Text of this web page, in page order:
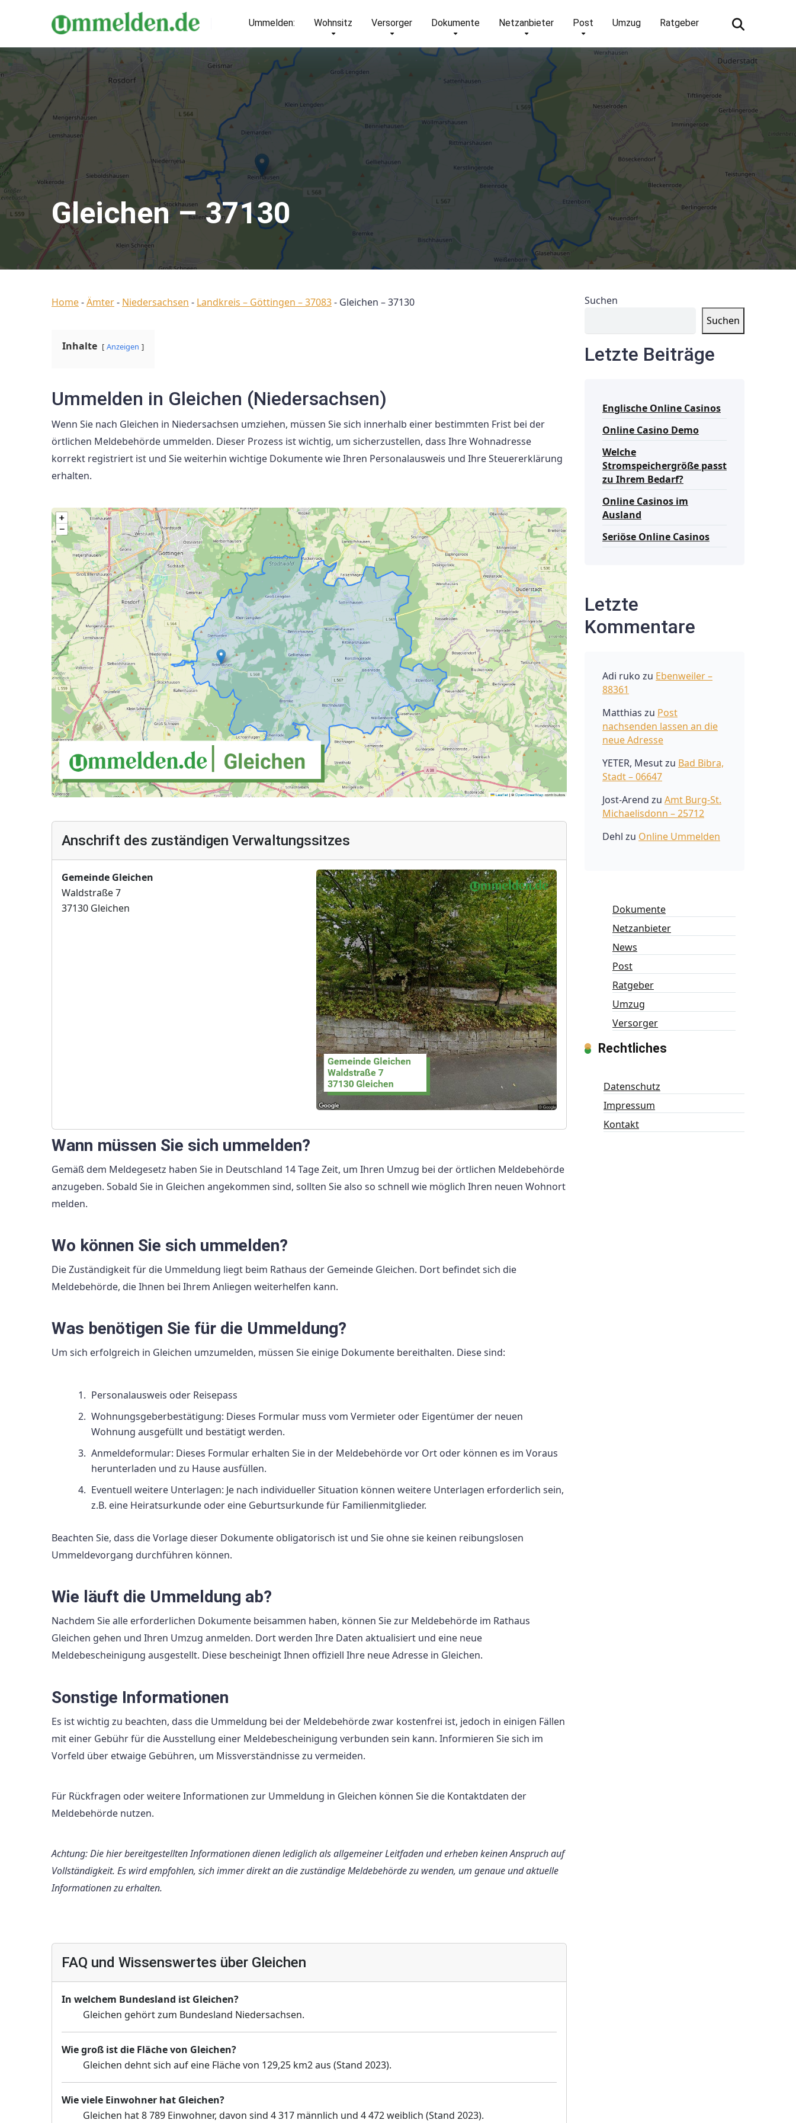
Ummelden: Wohnsitz Versorger Dokumente Netzanbieter Post Umzug Ratgeber
Gleichen – 37130
Home-Ämter- Niedersachsen - Landkreis – Göttingen – 37083- Gleichen – 37130
Inhalte Anzeigen
Ummelden in Gleichen (Niedersachsen)
Wenn Sie nach Gleichen in Niedersachsen umziehen, müssen Sie sich innerhalb einer bestimmten Frist bei der
örtlichen Meldebehörde ummelden. Dieser Prozess ist wichtig, um sicherzustellen, dass Ihre Wohnadresse
korrekt registriert ist und Sie weiterhin wichtige Dokumente wie Ihren Personalausweis und Ihre Steuererklärung
erhalten.
Anschrift des zuständigen Verwaltungssitzes
Gemeinde Gleichen
Waldstraße 7
37130 Gleichen
Wann müssen Sie sich ummelden?
Gemäß dem Meldegesetz haben Sie in Deutschland 14 Tage Zeit, um Ihren Umzug bei der örtlichen Meldebehörde
anzugeben. Sobald Sie in Gleichen angekommen sind, sollten Sie also so schnell wie möglich Ihren neuen Wohnort
melden.
Wo können Sie sich ummelden?
Die Zuständigkeit für die Ummeldung liegt beim Rathaus der Gemeinde Gleichen. Dort befindet sich die
Meldebehörde, die Ihnen bei Ihrem Anliegen weiterhelfen kann.
Was benötigen Sie für die Ummeldung?
Um sich erfolgreich in Gleichen umzumelden, müssen Sie einige Dokumente bereithalten. Diese sind:
Personalausweis oder Reisepass
Wohnungsgeberbestätigung: Dieses Formular muss vom Vermieter oder Eigentümer der neuen
Wohnung ausgefüllt und bestätigt werden.
Anmeldeformular: Dieses Formular erhalten Sie in der Meldebehörde vor Ort oder können es im Voraus
herunterladen und zu Hause ausfüllen.
Eventuell weitere Unterlagen: Je nach individueller Situation können weitere Unterlagen erforderlich sein,
z.B. eine Heiratsurkunde oder eine Geburtsurkunde für Familienmitglieder.
Beachten Sie, dass die Vorlage dieser Dokumente obligatorisch ist und Sie ohne sie keinen reibungslosen
Ummeldevorgang durchführen können.
Wie läuft die Ummeldung ab?
Nachdem Sie alle erforderlichen Dokumente beisammen haben, können Sie zur Meldebehörde im Rathaus
Gleichen gehen und Ihren Umzug anmelden. Dort werden Ihre Daten aktualisiert und eine neue
Meldebescheinigung ausgestellt. Diese bescheinigt Ihnen offiziell Ihre neue Adresse in Gleichen.
Sonstige Informationen
Es ist wichtig zu beachten, dass die Ummeldung bei der Meldebehörde zwar kostenfrei ist, jedoch in einigen Fällen
mit einer Gebühr für die Ausstellung einer Meldebescheinigung verbunden sein kann. Informieren Sie sich im
Vorfeld über etwaige Gebühren, um Missverständnisse zu vermeiden.
Für Rückfragen oder weitere Informationen zur Ummeldung in Gleichen können Sie die Kontaktdaten der
Meldebehörde nutzen.
Achtung: Die hier bereitgestellten Informationen dienen lediglich als allgemeiner Leitfaden und erheben keinen Anspruch auf
Vollständigkeit. Es wird empfohlen, sich immer direkt an die zuständige Meldebehörde zu wenden, um genaue und aktuelle
Informationen zu erhalten.
FAQ und Wissenswertes über Gleichen
In welchem Bundesland ist Gleichen?
Gleichen gehört zum Bundesland Niedersachsen.
Wie groß ist die Fläche von Gleichen?
Gleichen dehnt sich auf eine Fläche von 129,25 km2 aus (Stand 2023).
Wie viele Einwohner hat Gleichen?
Gleichen hat 8 789 Einwohner, davon sind 4 317 männlich und 4 472 weiblich (Stand 2023).
Suchen
Suchen
Letzte Beiträge
Englische Online Casinos
Online Casino Demo
Welche
Stromspeichergröße passt
zu Ihrem Bedarf?
Online Casinos im
Ausland
Seriöse Online Casinos
Letzte
Kommentare
Adi ruko zu Ebenweiler –
88361
Matthias zu Post
nachsenden lassen an die
neue Adresse
YETER, Mesutzu Bad Bibra,
Stadt – 06647
Jost-Arend zu Amt Burg-St.
Michaelisdonn – 25712
Dehl zu Online Ummelden
Dokumente
Netzanbieter
News
Post
Ratgeber
Umzug
Versorger
Rechtliches
Datenschutz
Impressum
Kontakt